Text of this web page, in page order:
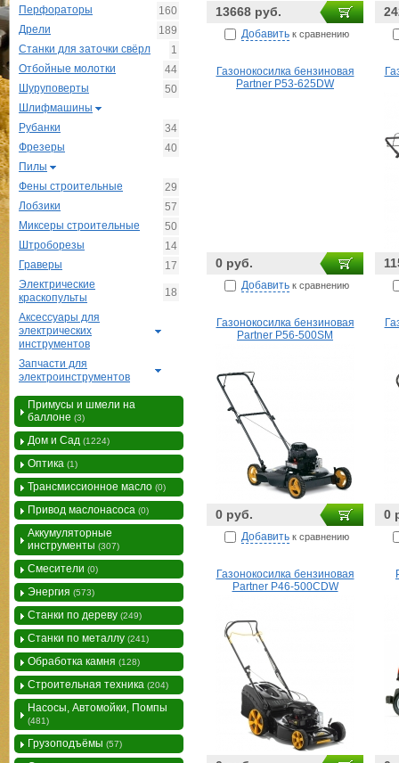
13668 руб.
Добавить к сравнению
Газонокосилка бензиновая
Partner P53-625DW
0 руб.
Добавить к сравнению
Газонокосилка бензиновая
Partner P56-500SM
0 руб.
Добавить к сравнению
0
Газонокосилка бензиновая
Partner P46-500CDW
Перфораторы
160
Дрели
189
Станки для заточки свёрл
1
Отбойные молотки
44
Шуруповерты
50
Шлифмашины
Рубанки
34
Фрезеры
40
Пилы
Фены строительные
29
Лобзики
57
Миксеры строительные
50
Штроборезы
14
Граверы
17
Электрические
краскопульты
18
Аксессуары для
электрических
инструментов
Запчасти для
электроинструментов
Примусы и шмели на
баллоне (3)
Дом и Сад (1224)
Оптика (1)
Трансмиссионное масло (0)
Привод маслонасоса (0)
Аккумуляторные
инструменты (307)
Смесители (0)
Энергия (573)
Станки по дереву (249)
Станки по металлу (241)
Обработка камня (128)
Строительная техника (204)
Насосы, Автомойки, Помпы
(481)
Грузоподъёмы (57)